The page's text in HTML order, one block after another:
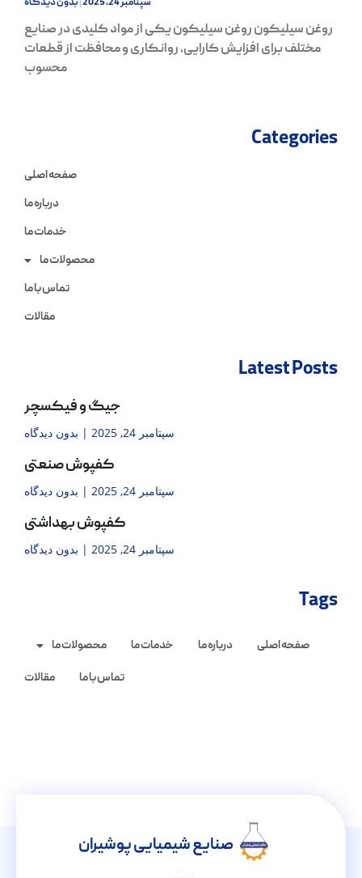
سپتامبر 24, 2025 بدون دیدگاه
روغن سیلیکون روغن سیلیکون یکی از مواد کلیدی در صنایع
مختلف برای افزایش کارایی، روانکاری و محافظت از قطعات
محسوب
Categories
صفحه اصلی
درباره ما
خدمات ما
محصولات ما
تماس با ما
مقالات
Latest Posts
جیگ و فیکسچر
سپتامبر 24, 2025 بدون دیدگاه
کفپوش صنعتی
سپتامبر 24, 2025 بدون دیدگاه
کفپوش بهداشتی
سپتامبر 24, 2025 بدون دیدگاه
Tags
صفحه اصلی درباره ما خدمات ما
محصولات ما
تماس با ما
مقالات
صنایع شیمیایی پوشیران